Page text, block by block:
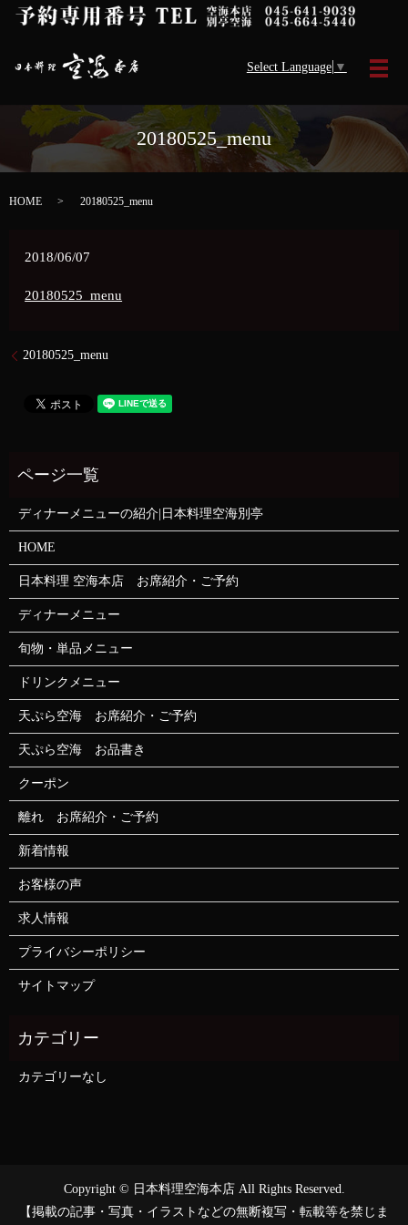
Select Language ▼
メ
20180525_menu
HOME 20180525_menu
2018/06/07
20180525_menu
20180525_menu
ディナーメニューの紹介|日本料理空海別亭
HOME
日本料理 空海本店 お席紹介・ご予約
ディナーメニュー
旬物・単品メニュー
ドリンクメニュー
天ぷら空海 お席紹介・ご予約
天ぷら空海 お品書き
クーポン
離れ お席紹介・ご予約
新着情報
お客様の声
求人情報
プライバシーポリシー
サイトマップ
カテゴリーなし
Copyright © 日本料理空海本店 All Rights Reserved.
【掲載の記事・写真・イラストなどの無断複写・転載等を禁じま